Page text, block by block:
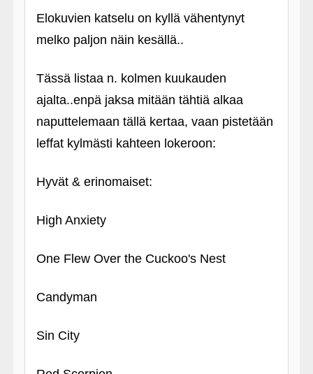
Elokuvien katselu on kyllä vähentynyt
melko paljon näin kesällä..
Tässä listaa n. kolmen kuukauden
ajalta..enpä jaksa mitään tähtiä alkaa
naputtelemaan tällä kertaa, vaan pistetään
leffat kylmästi kahteen lokeroon:
Hyvät & erinomaiset:
High Anxiety
One Flew Over the Cuckoo's Nest
Candyman
Sin City